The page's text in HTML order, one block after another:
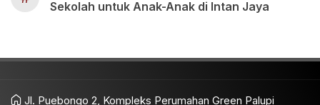
Sekolah untuk Anak-Anak di Intan Jaya
Jl. Puebongo 2, Kompleks Perumahan Green Palupi